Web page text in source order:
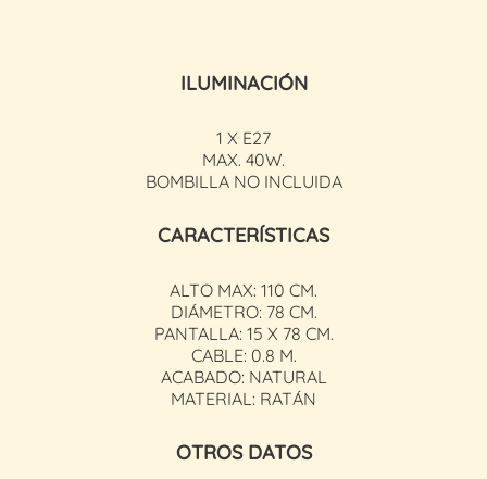
ILUMINACIÓN
1 X E27
MAX. 40W.
BOMBILLA NO INCLUIDA
CARACTERÍSTICAS
ALTO MAX: 110 CM.
DIÁMETRO: 78 CM.
PANTALLA: 15 X 78 CM.
CABLE: 0.8 M.
ACABADO: NATURAL
MATERIAL: RATÁN
OTROS DATOS